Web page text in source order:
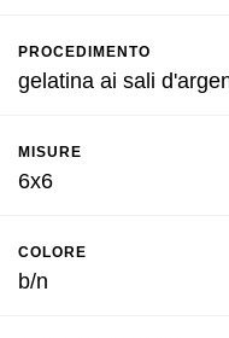
PROCEDIMENTO
gelatina ai sali
MISURE
6x6
COLORE
b/n